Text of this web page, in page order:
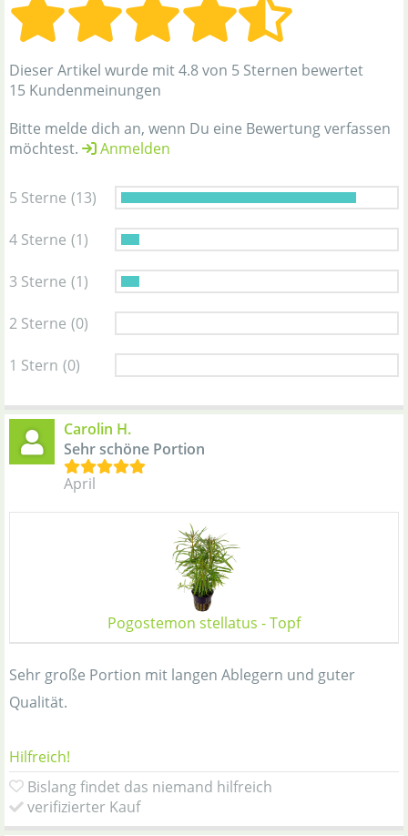
Dieser Artikel wurde mit 4.8 von 5 Sternen bewertet
15 Kundenmeinungen
Bitte melde dich an, wenn Du eine Bewertung verfassen
möchtest.
Anmelden
5 Sterne (13)
4 Sterne (1)
3 Sterne (1)
2 Sterne (0)
1 Stern (0)
Carolin H.
Sehr schöne Portion
April
Pogostemon stellatus - Topf
Sehr große Portion mit langen Ablegern und guter
Qualität.
Hilfreich!
Bislang findet das niemand hilfreich
verifizierter Kauf